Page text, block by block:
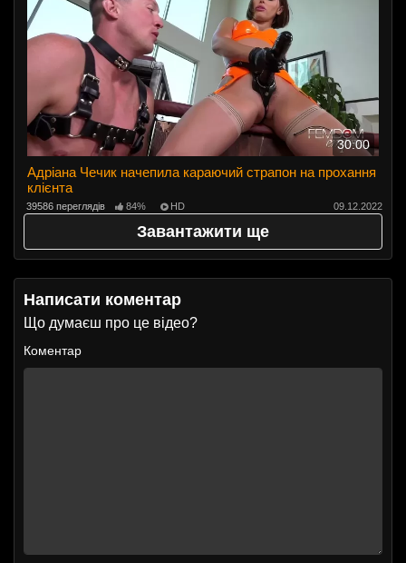
30:00
Адріана Чечик начепила караючий страпон на прохання
клієнта
39586 переглядів 84% HD 09.12.2022
Завантажити ще
Написати коментар
Що думаєш про це відео?
Коментар